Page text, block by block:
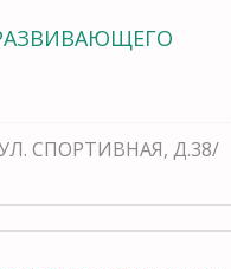
УЛ. СПОРТИВНАЯ, Д.38/